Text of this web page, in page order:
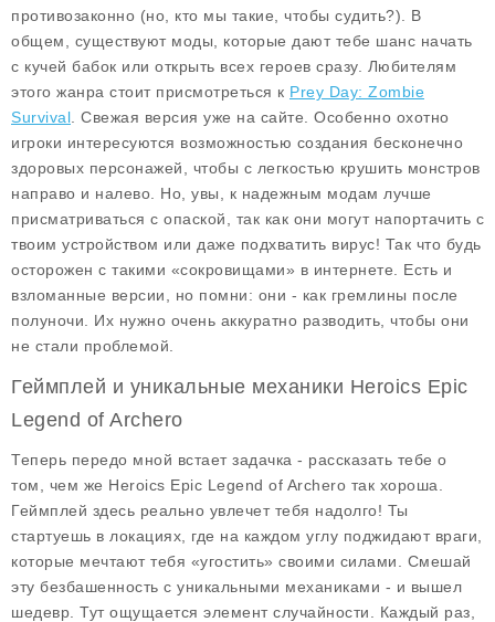
противозаконно (но, кто мы такие, чтобы судить?). В
общем, существуют моды, которые дают тебе шанс начать
с кучей бабок или открыть всех героев сразу. Любителям
этого жанра стоит присмотреться к Prey Day: Zombie
Survival . Свежая версия уже на сайте. Особенно охотно
игроки интересуются возможностью создания бесконечно
здоровых персонажей, чтобы с легкостью крушить монстров
направо и налево. Но, увы, к надежным модам лучше
присматриваться с опаской, так как они могут напортачить с
твоим устройством или даже подхватить вирус! Так что будь
осторожен с такими «сокровищами» в интернете. Есть и
взломанные версии, но помни: они - как гремлины после
полуночи. Их нужно очень аккуратно разводить, чтобы они
не стали проблемой.
Геймплей и уникальные механики Heroics Epic
Legend of Archero
Теперь передо мной встает задачка - рассказать тебе о
том, чем же Heroics Epic Legend of Archero так хороша.
Геймплей здесь реально увлечет тебя надолго! Ты
стартуешь в локациях, где на каждом углу поджидают враги,
которые мечтают тебя «угостить» своими силами. Смешай
эту безбашенность с уникальными механиками - и вышел
шедевр. Тут ощущается элемент случайности. Каждый раз,